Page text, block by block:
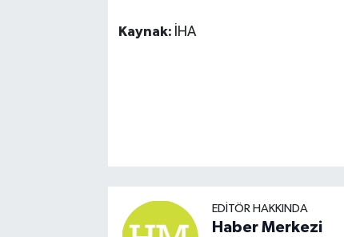
Kaynak: İHA
EDITÖR HAKKINDA
Haber Merkezi